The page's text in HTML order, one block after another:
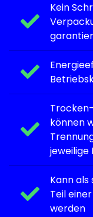
Kein
können
Kann
Teil
werden